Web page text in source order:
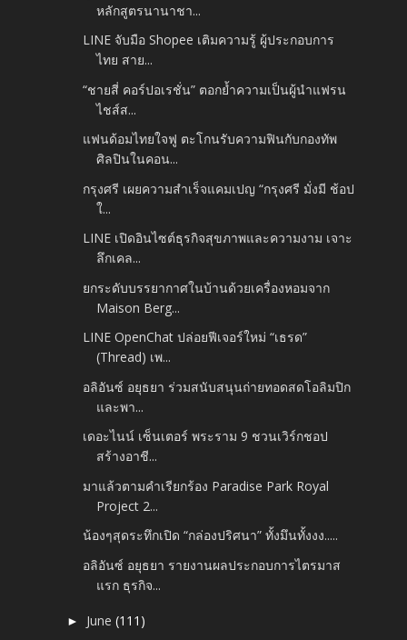
หลักสูตรนานาชา...
LINE จับมือ Shopee เติมความรู้ ผู้ประกอบการ
ไทย สาย...
“ชายสี่ คอร์ปอเรชั่น” ตอกย้ำความเป็นผู้นำแฟรน
ไชส์ส...
แฟนด้อมไทยใจฟู ตะโกนรับความฟินกับกองทัพ
ศิลปินในคอน...
กรุงศรี เผยความสำเร็จแคมเปญ “กรุงศรี มั่งมี ช้อป
ใ...
LINE เปิดอินไซต์ธุรกิจสุขภาพและความงาม เจาะ
ลึกเคล...
ยกระดับบรรยากาศในบ้านด้วยเครื่องหอมจาก
Maison Berg...
LINE OpenChat ปล่อยฟีเจอร์ใหม่ “เธรด”
(Thread) เพ...
อลิอันซ์ อยุธยา ร่วมสนับสนุนถ่ายทอดสดโอลิมปิก
และพา...
เดอะไนน์ เซ็นเตอร์ พระราม 9 ชวนเวิร์กชอป
สร้างอาชี...
มาแล้วตามคำเรียกร้อง Paradise Park Royal
Project 2...
น้องๆสุดระทึกเปิด “กล่องปริศนา” ทั้งมึนทั้งงง.....
อลิอันซ์ อยุธยา รายงานผลประกอบการไตรมาส
แรก ธุรกิจ...
► June(111)